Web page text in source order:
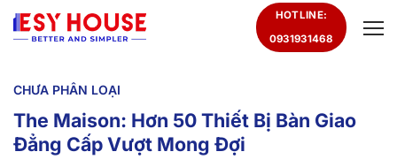
đến
HOTLINE:
0931931468
CHƯA PHÂN LOẠI
The Maison: Hơn 50 Thiết Bị Bàn Giao
Đẳng Cấp Vượt Mong Đợi